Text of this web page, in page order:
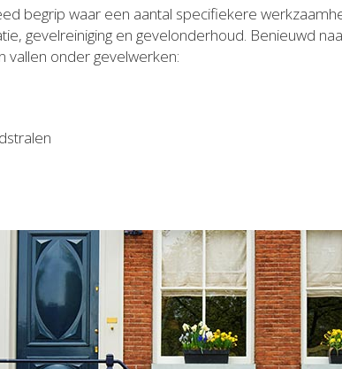
begrip waar een aantal specifiekere
gevelreiniging en gevelonderhoud. Benieuwd
vallen onder gevelwerken: